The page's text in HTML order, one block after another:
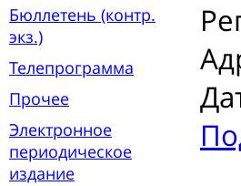
Бюллетень (контр.
экз.)
Телепрограмма
Прочее
Электронное
периодическое
издание